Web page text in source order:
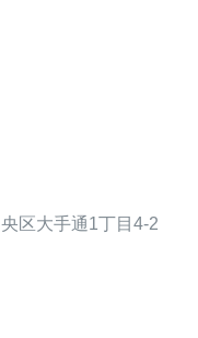
区大手通1丁目4-2